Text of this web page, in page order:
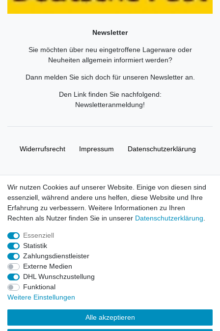
Newsletter
Sie möchten über neu eingetroffene Lagerware oder
Neuheiten allgemein informiert werden?
Dann melden Sie sich doch für unseren Newsletter an.
Den Link finden Sie nachfolgend:
Newsletteranmeldung!
Widerrufs­recht Impressum Daten­schutz­erklärung
© Copyright 2026 | Alle Rechte vorbehalten. HL-
Handelsgesellschaft mbH.
Alle Markennamen, Warenzeichen sowie sämtliche Produktbilder
und Beschreibungen sind Eigentum Ihrer rechtmäßigen
Eigentümer und dienen hier nur der Beschreibung.
Preise nur für registrierte Händler, ansonsten zeigt der Shop 0,00
€
LEGO, das LEGO Logo, die Minifigur, DUPLO, LEGENDS OF
CHIMA, NINJAGO, BIONICLE, MINDSTORMS und MIXELS sind
Wir nutzen Cookies auf unserer Website. Einige von diesen sind
essenziell, während andere uns helfen, diese Website und Ihre
Erfahrung zu verbessern. Weitere Informationen zu Ihren
Rechten als Nutzer finden Sie in unserer Daten­schutz­erklärung
Essenziell
Statistik
Zahlungsdienstleister
Externe Medien
DHL Wunschzustellung
Funktional
Weitere Einstellungen
Alle akzeptieren